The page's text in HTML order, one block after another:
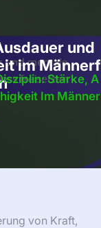
und
im Männerf
Stärke, A
Im Männer
von Kraft,